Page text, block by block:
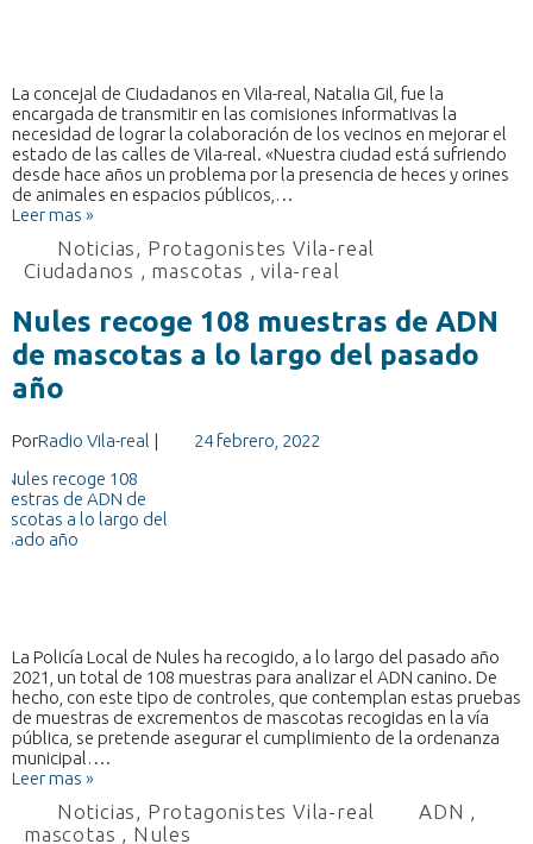
La concejal de Ciudadanos en Vila-real, Natalia Gil, fue la
encargada de transmitir en las comisiones informativas la
necesidad de lograr la colaboración de los vecinos en mejorar el
estado de las calles de Vila-real. «Nuestra ciudad está sufriendo
desde hace años un problema por la presencia de heces y orines
de animales en espacios públicos,…
Leer mas »
Noticias, Protagonistes Vila-real
Ciudadanos , mascotas ,vila-real
Nules recoge 108 muestras de ADN
de mascotas a lo largo del pasado
año
PorRadio Vila-real | 24 febrero, 2022
La Policía Local de Nules ha recogido, a lo largo del pasado año
2021, un total de 108 muestras para analizar el ADN canino. De
hecho, con este tipo de controles, que contemplan estas pruebas
de muestras de excrementos de mascotas recogidas en la vía
pública, se pretende asegurar el cumplimiento de la ordenanza
municipal….
Leer mas »
Noticias, Protagonistes Vila-real ADN ,
mascotas , Nules